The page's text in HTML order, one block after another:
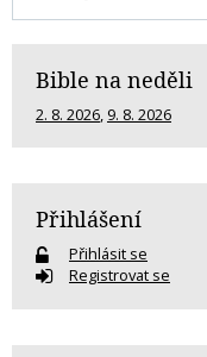
Bible na neděli
2. 8. 2026, 9. 8. 2026
Přihlášení
Přihlásit se
Registrovat se